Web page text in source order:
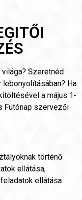
Szeretnéd
Ha
a május 1-
Futónap szervezői
történő
ellátása,
ellátása.